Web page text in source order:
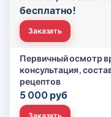
бесплатно!
Заказать
Первичный осмотр
консультация,
рецептов
5 000 руб